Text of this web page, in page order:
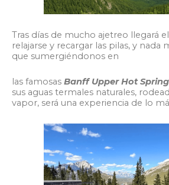
Tras días de mucho ajetreo llegará
relajarse y recargar las pilas, y nada
que sumergiéndonos en
las famosas Banff Upper Hot
sus aguas termales naturales,
vapor, será una experiencia de lo